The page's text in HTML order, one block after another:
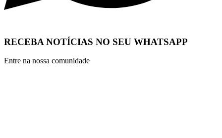
RECEBA NOTÍCIAS NO SEU WHATSAPP
Entre na nossa comunidade